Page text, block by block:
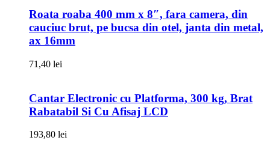
Roata roaba 400 mm x 8″, fara camera, din
cauciuc brut, pe bucsa din otel, janta din metal,
ax 16mm
71,40 lei
Cantar Electronic cu Platforma, 300 kg, Brat
Rabatabil Si Cu Afisaj LCD
193,80 lei